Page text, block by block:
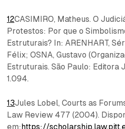
12CASIMIRO, Matheus. O
Protestos: Por que o
Estruturais? In: ARENHART,
Félix; OSNA, Gustavo
Estruturais. São Paulo: Editora
1.094.
13Jules Lobel, Courts as
Law Review 477 (2004).
em:https://